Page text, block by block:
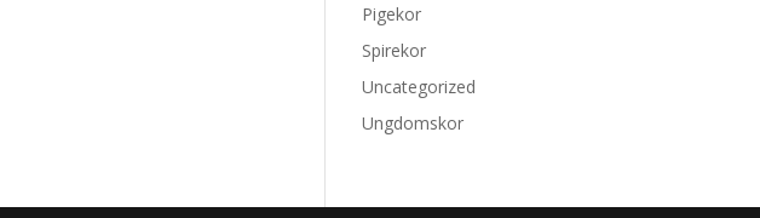
Pigekor
Spirekor
Uncategorized
Ungdomskor